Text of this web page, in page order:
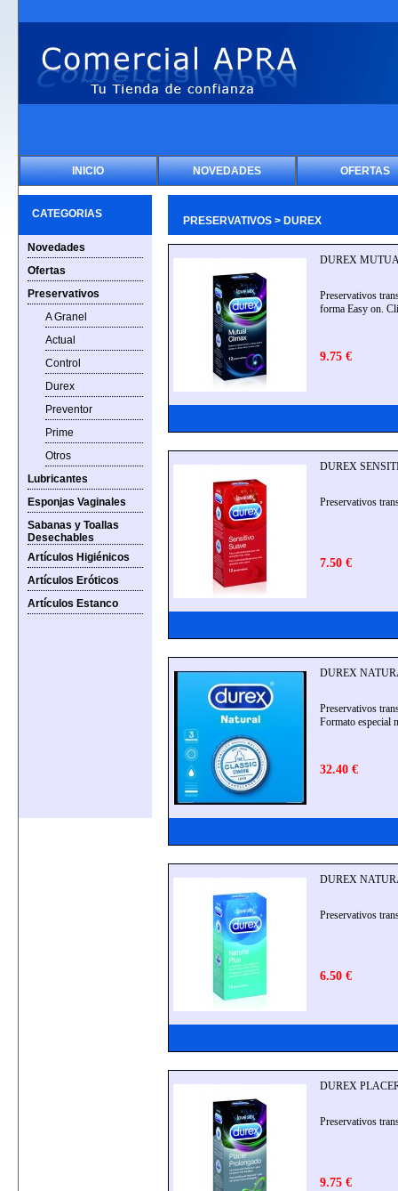
INICIO NOVEDADES OFERTAS
CATEGORIAS
Novedades
Ofertas
Preservativos
A Granel
Actual
Control
Durex
Preventor
Prime
Otros
Lubricantes
Esponjas Vaginales
Sabanas y Toallas
Desechables
Artículos Higiénicos
Artículos Eróticos
Artículos Estanco
PRESERVATIVOS > DUREX
DUREX
Preservativos
forma Easy on.
9.75 €
DUREX
Preservativos
7.50 €
DUREX
Preservativos
Formato especial
32.40 €
DUREX
Preservativos
6.50 €
DUREX
Preservativos
9.75 €